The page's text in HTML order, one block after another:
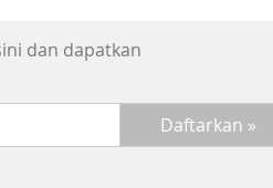
dan dapatkan